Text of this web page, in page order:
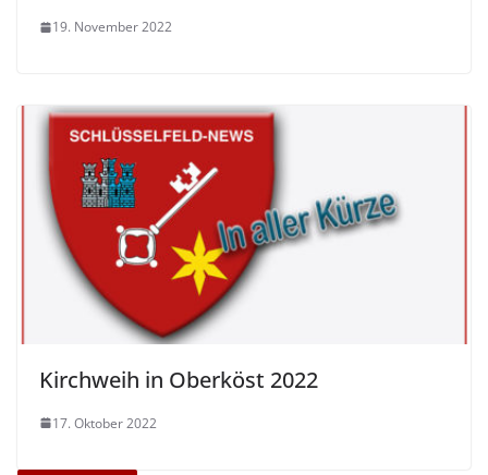
19. November 2022
Kirchweih in Oberköst 2022
17. Oktober 2022